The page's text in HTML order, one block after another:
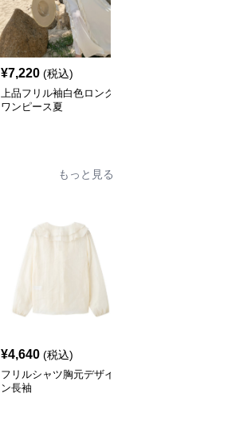
¥7,220 (税込)
上品フリル袖白色ロング
ワンピース夏
もっと見る
¥4,640 (税込)
フリルシャツ胸元デザイ
ン長袖